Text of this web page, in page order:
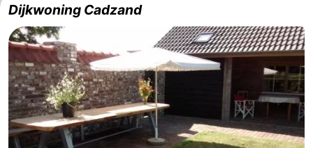
Zeeland
Walcheren
-
Veere
-
Dijkwoning Cadzand